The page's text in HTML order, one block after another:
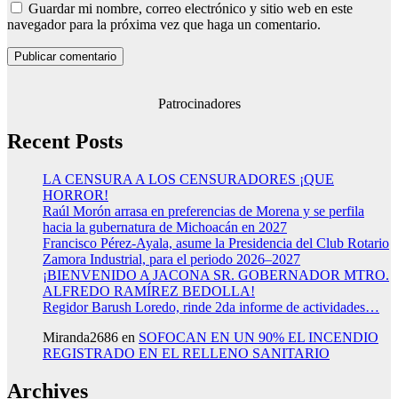
Guardar mi nombre, correo electrónico y sitio web en este
navegador para la próxima vez que haga un comentario.
Patrocinadores
Recent Posts
LA CENSURA A LOS CENSURADORES ¡QUE
HORROR!
Raúl Morón arrasa en preferencias de Morena y se perfila
hacia la gubernatura de Michoacán en 2027
Francisco Pérez-Ayala, asume la Presidencia del Club Rotario
Zamora Industrial, para el periodo 2026–2027
¡BIENVENIDO A JACONA SR. GOBERNADOR MTRO.
ALFREDO RAMÍREZ BEDOLLA!
Regidor Barush Loredo, rinde 2da informe de actividades…
Miranda2686 en SOFOCAN EN UN 90% EL INCENDIO
REGISTRADO EN EL RELLENO SANITARIO
Archives